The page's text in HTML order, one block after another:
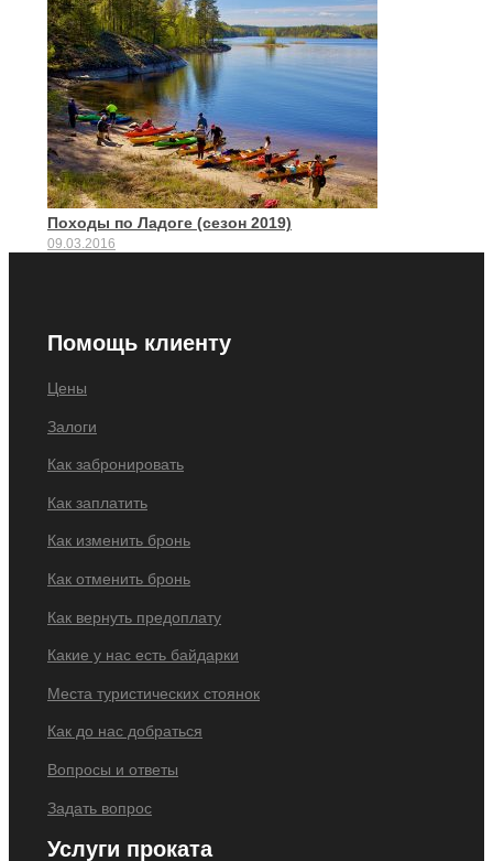
Походы по Ладоге (сезон 2019)
09.03.2016
Помощь клиенту
Цены
Залоги
Как забронировать
Как заплатить
Как изменить бронь
Как отменить бронь
Как вернуть предоплату
Какие у нас есть байдарки
Места туристических стоянок
Как до нас добраться
Вопросы и ответы
Задать вопрос
Услуги проката